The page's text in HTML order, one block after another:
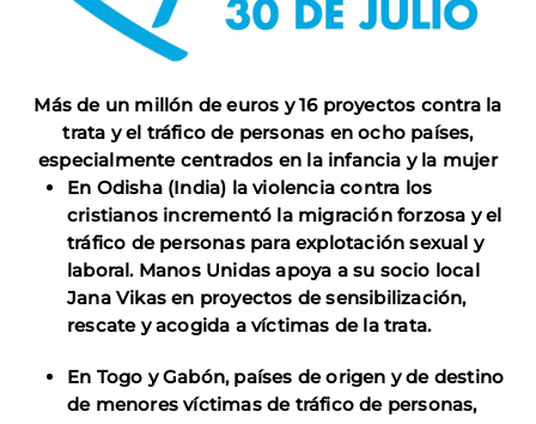
Más de un millón de euros y 16 proyectos contra la
trata y el tráfico de personas en ocho países,
especialmente centrados en la infancia y la mujer
En Odisha (India) la violencia contra los
cristianos incrementó la migración forzosa y el
tráfico de personas para explotación sexual y
laboral. Manos Unidas apoya a su socio local
Jana Vikas en proyectos de sensibilización,
rescate y acogida a víctimas de la trata.
En Togo y Gabón, países de origen y de destino
de menores víctimas de tráfico de personas,